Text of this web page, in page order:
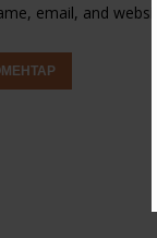
email, and